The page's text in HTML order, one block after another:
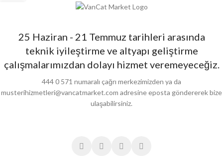
25 Haziran - 21 Temmuz tarihleri arasında
teknik iyileştirme ve altyapı geliştirme
çalışmalarımızdan dolayı hizmet veremeyeceğiz.
444 0 571 numaralı çağrı merkezimizden ya da
musterihizmetleri@vancatmarket.com adresine eposta göndererek bize
ulaşabilirsiniz.